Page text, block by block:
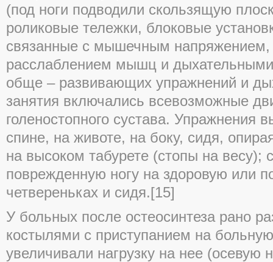
(под ноги подводили скользящую
роликовые тележки, блоковые
связанные с мышечным напряжением,
расслаблением мышц и
обще – развивающих упражнений и
занятия включались всевозможные
голеностопного сустава. Упражнения
спине, на животе, на боку, сидя,
на высоком табурете (стопы на весу);
поврежденную ногу на здоровую или
четвереньках и сидя.[15]
У больных после остеосинтеза рано
костылями с приступанием на
увеличивали нагрузку на нее (осевую